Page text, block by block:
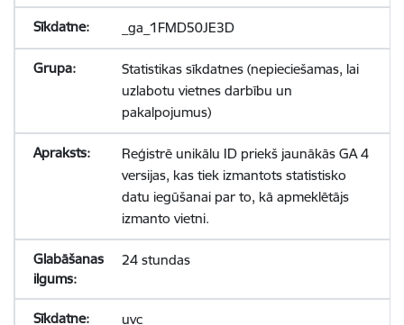
_ga_1FMD50JE3D
Statistikas sīkdatnes (nepieciešamas, lai
uzlabotu vietnes darbību un
pakalpojumus)
Reģistrē unikālu ID priekš jaunākās GA 4
versijas, kas tiek izmantots statistisko
datu iegūšanai par to, kā apmeklētājs
izmanto vietni.
24 stundas
uvc